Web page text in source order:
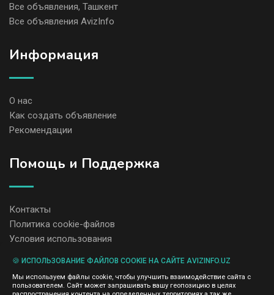
Все объявления, Ташкент
Все объявления AvizInfo
Информация
О нас
Как создать объявление
Рекомендации
Помощь и Поддержка
Контакты
Политика cookie-файлов
Условия использования
содержание размещенных объявлений.
Мы ценим конфиденциальность наших пользователей. Мы не
🍪 ИСПОЛЬЗОВАНИЕ ФАЙЛОВ COOKIE НА САЙТЕ AVIZINFO.UZ
Мы используем файлы cookie, чтобы улучшить взаимодействие сайта с
пользователем. Сайт может запрашивать вашу геопозицию в целях